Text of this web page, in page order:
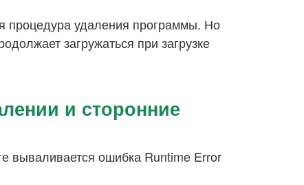
процедура удаления программы. Но
загружаться при загрузке
и сторонние
вываливается ошибка Runtime Error